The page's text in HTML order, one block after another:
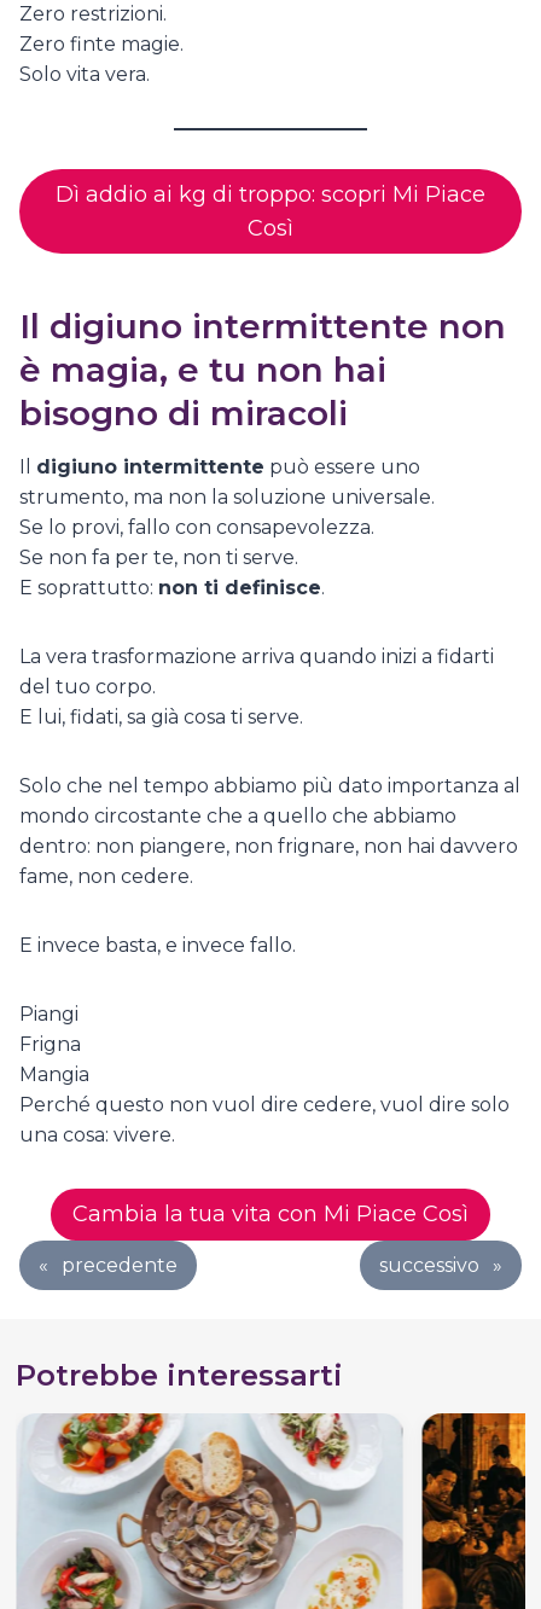
Zero restrizioni.
Zero finte magie.
Solo vita vera.
Dì addio ai kg di troppo: scopri Mi Piace
Così
Il digiuno intermittente non
è magia, e tu non hai
bisogno di miracoli
digiuno intermittente può essere uno
strumento, ma non la soluzione universale.
Se lo provi, fallo con consapevolezza.
Se non fa per te, non ti serve.
E soprattutto: non ti definisce.
La vera trasformazione arriva quando inizi a fidarti
del tuo corpo.
E lui, fidati, sa già cosa ti serve.
Solo che nel tempo abbiamo più dato importanza al
mondo circostante che a quello che abbiamo
dentro: non piangere, non frignare, non hai davvero
fame, non cedere.
E invece basta, e invece fallo.
Piangi
Frigna
Mangia
Perché questo non vuol dire cedere, vuol dire solo
una cosa: vivere.
Cambia la tua vita con Mi Piace Così
« precedente successivo »
Potrebbe interessarti